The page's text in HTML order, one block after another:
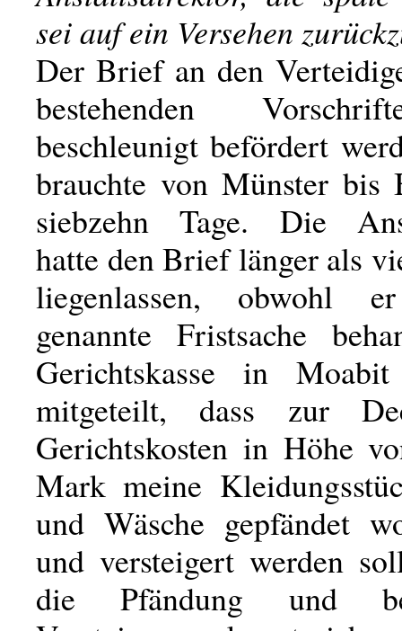
sei auf ein Versehen
Der Brief an den
bestehenden
beschleunigt befördert
brauchte von Münster bis
siebzehn Tage. Die
hatte den Brief länger als
liegenlassen, obwohl
genannte Fristsache
Gerichtskasse in
mitgeteilt, dass zur
Gerichtskosten in Höhe
Mark meine
und Wäsche gepfändet
und versteigert werden
die Pfändung und